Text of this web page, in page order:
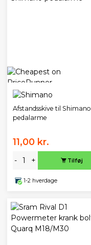
Afstandsskive til Shimano
pedalarme
11,00 kr.
- + Tilføj
1-2 hverdage